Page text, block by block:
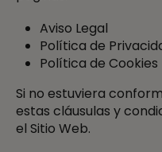
Aviso Legal
Política de
Política de Cookies
Si no estuviera
estas cláusulas y
el Sitio Web.